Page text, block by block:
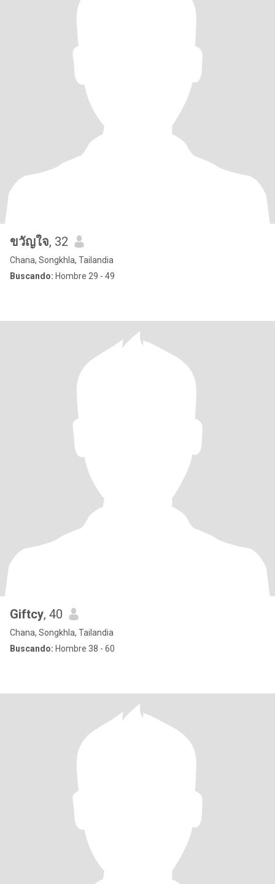
ขวัญใจ, 32
Chana, Songkhla, Tailandia
Buscando: Hombre 29 - 49
Giftcy, 40
Chana, Songkhla, Tailandia
Buscando: Hombre 38 - 60